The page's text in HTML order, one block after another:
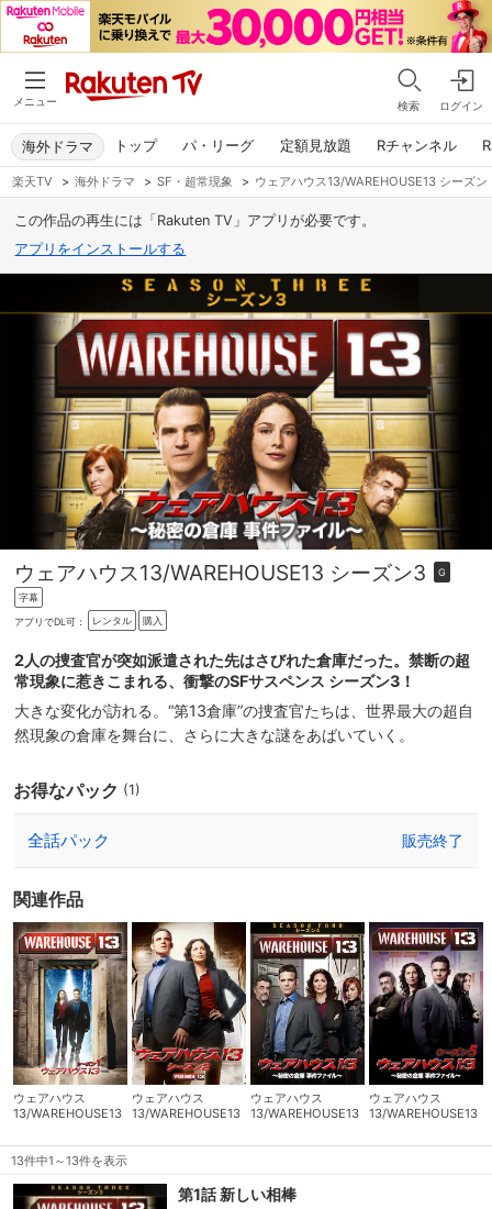
メニュー 検索 ログイン
トップ パ・リーグ 定額見放題 Rチャンネル
海外ドラマ
楽天TV > 海外ドラマ > SF・超常現象 > ウェアハウス13/WAREHOUSE13 シーズン
この作品の再生には「Rakuten TV」アプリが必要です。
アプリをインストールする
ウェアハウス13/WAREHOUSE13 シーズン3 G
字幕
アプリでDL可： レンタル 購入
2人の捜査官が突如派遣された先はさびれた倉庫だった。禁断の超
常現象に惹きこまれる、衝撃のSFサスペンス シーズン3！
大きな変化が訪れる。“第13倉庫”の捜査官たちは、世界最大の超自
然現象の倉庫を舞台に、さらに大きな謎をあばいていく。
お得なパック (1)
全話パック 販売終了
関連作品
ウェアハウス
13/WAREHOUSE13
ウェアハウス
13/WAREHOUSE13
ウェアハウス
13/WAREHOUSE13
ウェアハウス
13/WAREHOUSE13
13件中1～13件を表示
第1話 新しい相棒